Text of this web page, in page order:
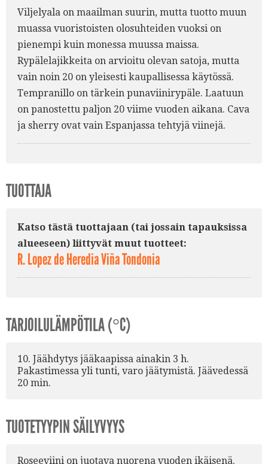
Viljelyala on maailman suurin, mutta tuotto muun
muassa vuoristoisten olosuhteiden vuoksi on
pienempi kuin monessa muussa maissa.
Rypälelajikkeita on arvioitu olevan satoja, mutta
vain noin 20 on yleisesti kaupallisessa käytössä.
Tempranillo on tärkein punaviinirypäle. Laatuun
on panostettu paljon 20 viime vuoden aikana. Cava
ja sherry ovat vain Espanjassa tehtyjä viinejä.
TUOTTAJA
Katso tästä tuottajaan (tai jossain tapauksissa
alueeseen) liittyvät muut tuotteet:
R. Lopez de Heredia Viña Tondonia
TARJOILULÄMPÖTILA (°C)
10. Jäähdytys jääkaapissa ainakin 3 h.
Pakastimessa yli tunti, varo jäätymistä. Jäävedessä
20 min.
TUOTETYYPIN SÄILYVYYS
Roseeviini on juotava nuorena vuoden ikäisenä.